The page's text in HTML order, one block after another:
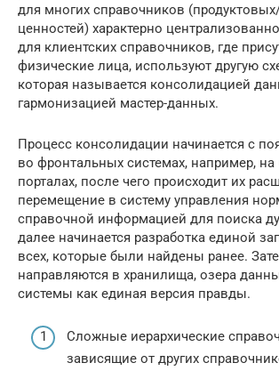
для многих справочников
ценностей) характерно
для клиентских справочников, где
физические лица, используют другую
которая называется консолидацией
гармонизацией мастер-данных.
Процесс консолидации начинается с
во фронтальных системах, например, на
порталах, после чего происходит их
перемещение в систему управления
справочной информацией для поиска
далее начинается разработка единой
всех, которые были найдены ранее.
направляются в хранилища, озера
системы как единая версия правды.
Сложные иерархические
зависящие от других